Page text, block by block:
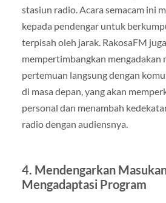
stasiun radio. Acara semacam ini
kepada pendengar untuk
terpisah oleh jarak. RakosaFM juga
mempertimbangkan mengadakan
pertemuan langsung dengan
di masa depan, yang akan
personal dan menambah
radio dengan audiensnya.
4. Mendengarkan
Mengadaptasi Program